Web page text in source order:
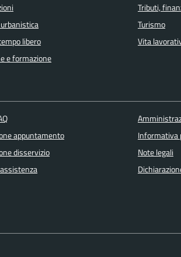
libero
e formazione
Tributi,
Turismo
Vita
appuntamento
disservizio
Informativa
Note legali